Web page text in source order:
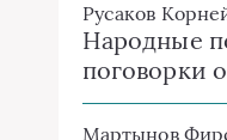
Русаков
Народные
поговорки
Мартынов